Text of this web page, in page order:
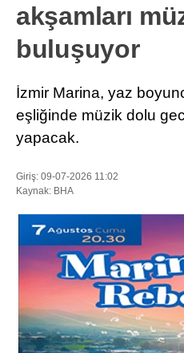
DÜNYA
MAGAZİN
SAĞLIK
TEKNOLOJİ
EĞİTİM
akşamları
buluşuyor
İzmir Marina, yaz
eşliğinde müzik dolu
yapacak.
Giriş: 09-07-2026 11:02
Kaynak: BHA